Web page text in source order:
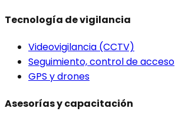
Tecnología de vigilancia
Videovigilancia (CCTV)
Seguimiento, control de acceso
GPS y drones
Asesorías y capacitación